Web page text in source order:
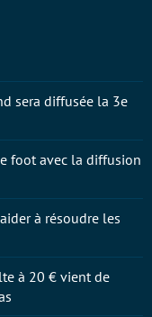
sera diffusée la 3e
foot avec la diffusion
à résoudre les
à 20 € vient de